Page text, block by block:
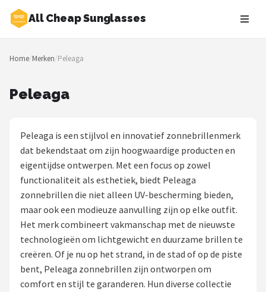
All Cheap Sunglasses
Zoeken
NAVIGATIE
Blog
Zonnebrillen
Baby zonnebrillen
Shop
POPULAIRE MERKEN
Polaroid
Home/Merken/Peleaga
Peleaga
Peleaga is een stijlvol en innovatief zonnebrillenmerk
dat bekendstaat om zijn hoogwaardige producten en
eigentijdse ontwerpen. Met een focus op zowel
functionaliteit als esthetiek, biedt Peleaga
zonnebrillen die niet alleen UV-bescherming bieden,
maar ook een modieuze aanvulling zijn op elke outfit.
Het merk combineert vakmanschap met de nieuwste
technologieën om lichtgewicht en duurzame brillen te
creëren. Of je nu op het strand, in de stad of op de piste
bent, Peleaga zonnebrillen zijn ontworpen om
comfort en stijl te garanderen. Hun diverse collectie